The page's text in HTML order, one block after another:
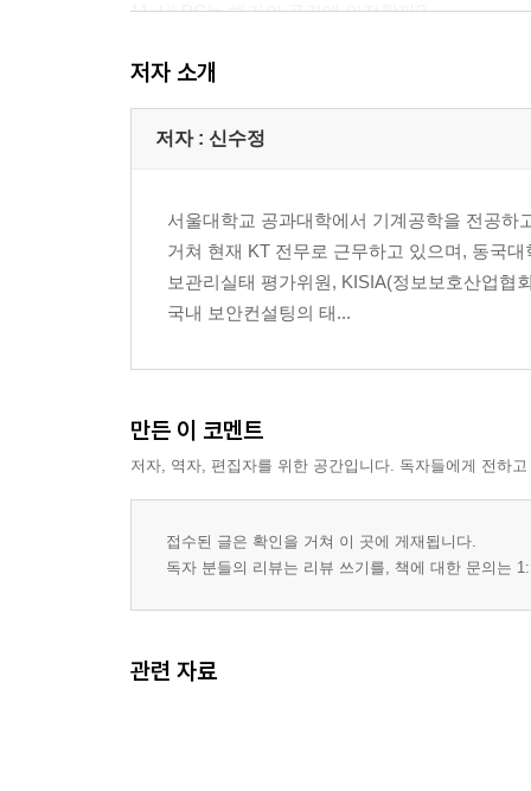
11. 내 PC는 해커의 공격에 안전할까?
13. 공짜 무선 AP를 쓰는 것은 과연 공짜일까?
14. 피싱과 파밍 문제가 기업의 보안 패러다임에
15. 사회공학이란?
18. 벤더, 유지 보수 업체, 운영 업체는 어떤 계정과
19. 공격자가 가장 꺼려하는 기업은?
20. 내부자 정보 유출 대응을 개인의 문제로 보아
21. 사내 연애 메일은 과연 둘만 볼 수 있는 것일까?
25. 클라우드 서비스는 과연 클라우디한 것일까?
26. 근무시간에 SNS를 사용하지 못하게 하면 위험
II - 방어 대책의 오해와 진실
27. 잘 되고 있다는 보고를 믿을 수 있는가?
30. 거짓말탐지기와 보안 시스템이 가지고 있는 공
저자 소개
저자 : 신수정
서울대학교 공과대학에서 기계공학을 전공하
거쳐 현재 KT 전무로 근무하고 있으며, 동국
보관리실태 평가위원, KISIA(정보보호산업협
국내 보안컨설팅의 태...
만든 이 코멘트
저자, 역자, 편집자를 위한 공간입니다. 독자들에게 전하
접수된 글은 확인을 거쳐 이 곳에 게재됩니다.
독자 분들의 리뷰는 리뷰 쓰기를, 책에 대한 문의는
관련 자료